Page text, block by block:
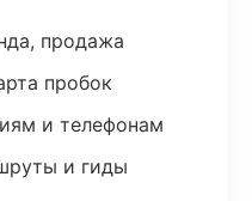
продажа
пробок
и телефонам
и гиды